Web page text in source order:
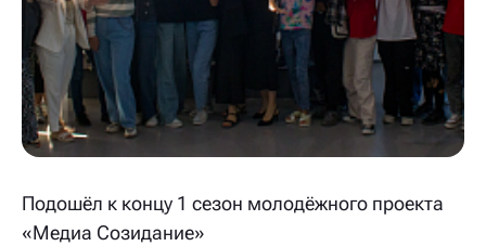
Подошёл к концу 1 сезон молодёжного проекта
«Медиа Созидание»